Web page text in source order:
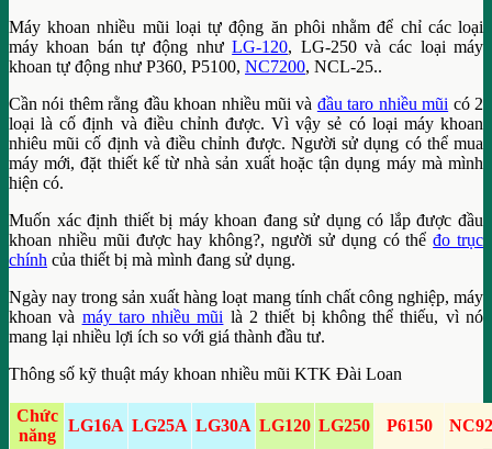
Máy khoan nhiều mũi loại tự động ăn phôi nhằm để chỉ các loại
máy khoan bán tự động nhưLG-120, LG-250 và các loại máy
khoan tự động như P360, P5100, NC7200, NCL-25..
Cần nói thêm rằng đầu khoan nhiều mũi và đầu taro nhiều mũi có 2
loại là cố định và điều chỉnh được. Vì vậy sẻ có loại máy khoan
nhiêu mũi cố định và điều chỉnh được. Người sử dụng có thể mua
máy mới, đặt thiết kế từ nhà sản xuất hoặc tận dụng máy mà mình
hiện có.
Muốn xác định thiết bị máy khoan đang sử dụng có lắp được đầu
khoan nhiều mũi được hay không?, người sử dụng có thểđo trục
chính của thiết bị mà mình đang sử dụng.
Ngày nay trong sản xuất hàng loạt mang tính chất công nghiệp, máy
khoan và máy taro nhiều mũi là 2 thiết bị không thể thiếu, vì nó
mang lại nhiều lợi ích so với giá thành đầu tư.
Thông số kỹ thuật máy khoan nhiều mũi KTK Đài Loan
Chức
năng
LG16A LG25A LG30A LG120 LG250 P6150